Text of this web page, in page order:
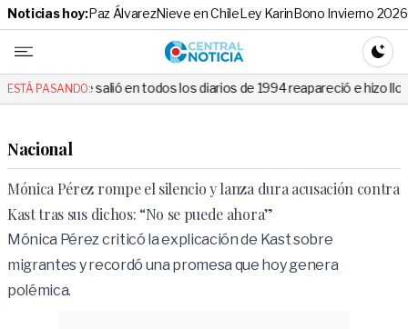
Noticias hoy:Paz ÁlvarezNieve en ChileLey KarinBono Invierno 2026
Central
ESTÁ PASANDO:
en todos los diarios de 1994 reapareció e hizo llorar a todos en
Nacional
Mónica Pérez rompe el silencio y lanza dura acusación contra
Kast tras sus dichos: “No se puede ahora”
Mónica Pérez criticó la explicación de Kast sobre
migrantes y recordó una promesa que hoy genera
polémica.